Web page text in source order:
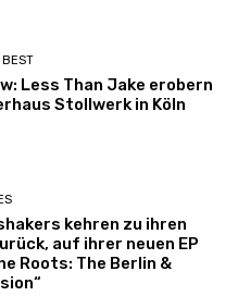
BEST
Less Than Jake erobern
Stollwerk in Köln
kehren zu ihren
auf ihrer neuen EP
Roots: The Berlin &